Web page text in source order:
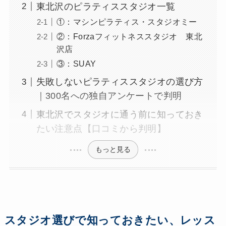
東北沢のピラティススタジオ一覧
①：マシンピラティス・スタジオミー
②：Forzaフィットネススタジオ 東北
沢店
③：SUAY
失敗しないピラティススタジオの選び方
｜300名への独自アンケートで判明
東北沢でスタジオに通う前に知っておき
たい注意点【口コミから判明】
もっと見る
スタジオ選びで知っておきたい、レッス